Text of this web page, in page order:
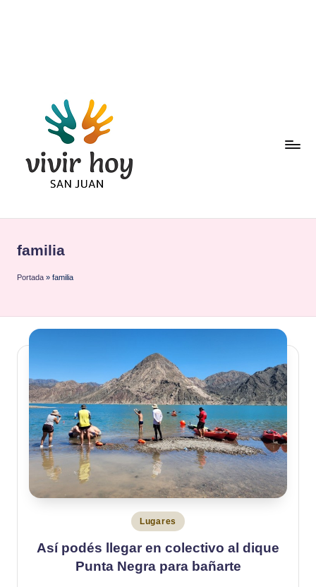
Saltar
contenido
familia
Portada » familia
Publicado
en
Lugares
Así podés llegar en colectivo al dique
Punta Negra para bañarte